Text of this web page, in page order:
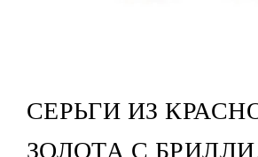
СЕРЬГИ ИЗ
ЗОЛОТА С